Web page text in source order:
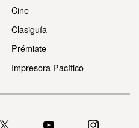
Cine
Clasiguía
Prémiate
Impresora Pacífico